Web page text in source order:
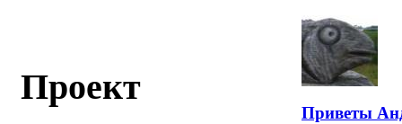
Проект
Приветы